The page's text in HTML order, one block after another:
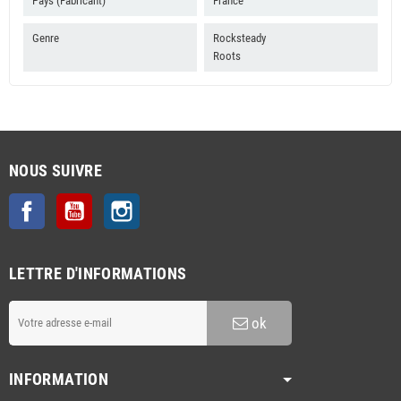
Genre
Rocksteady
Roots
NOUS SUIVRE
Facebook YouTube
LETTRE D'INFORMATIONS
ok
INFORMATION